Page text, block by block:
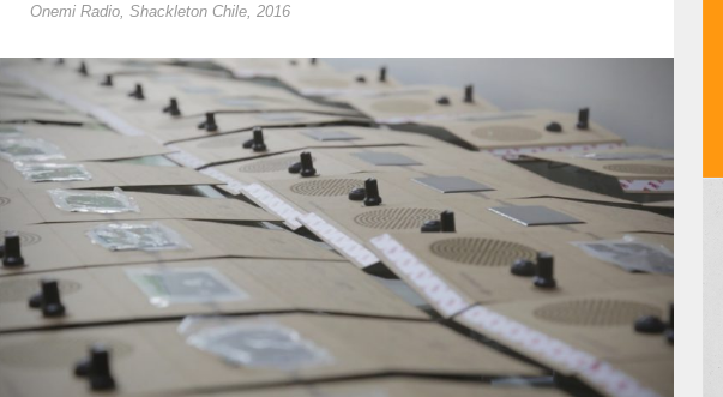
Onemi Radio, Shackleton Chile, 2016